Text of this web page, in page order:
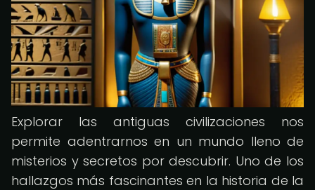
Explorar las antiguas civilizaciones nos
permite adentrarnos en un mundo lleno de
misterios y secretos por descubrir. Uno de los
hallazgos más fascinantes en la historia de la